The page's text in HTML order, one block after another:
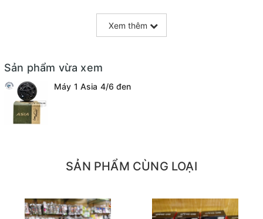
- Công suất đường dây : WF6 + 60YDS
- Thông số : 12LBS
Xem thêm
Sản phẩm vừa xem
Máy 1 Asia 4/6 đen
SẢN PHẨM CÙNG LOẠI